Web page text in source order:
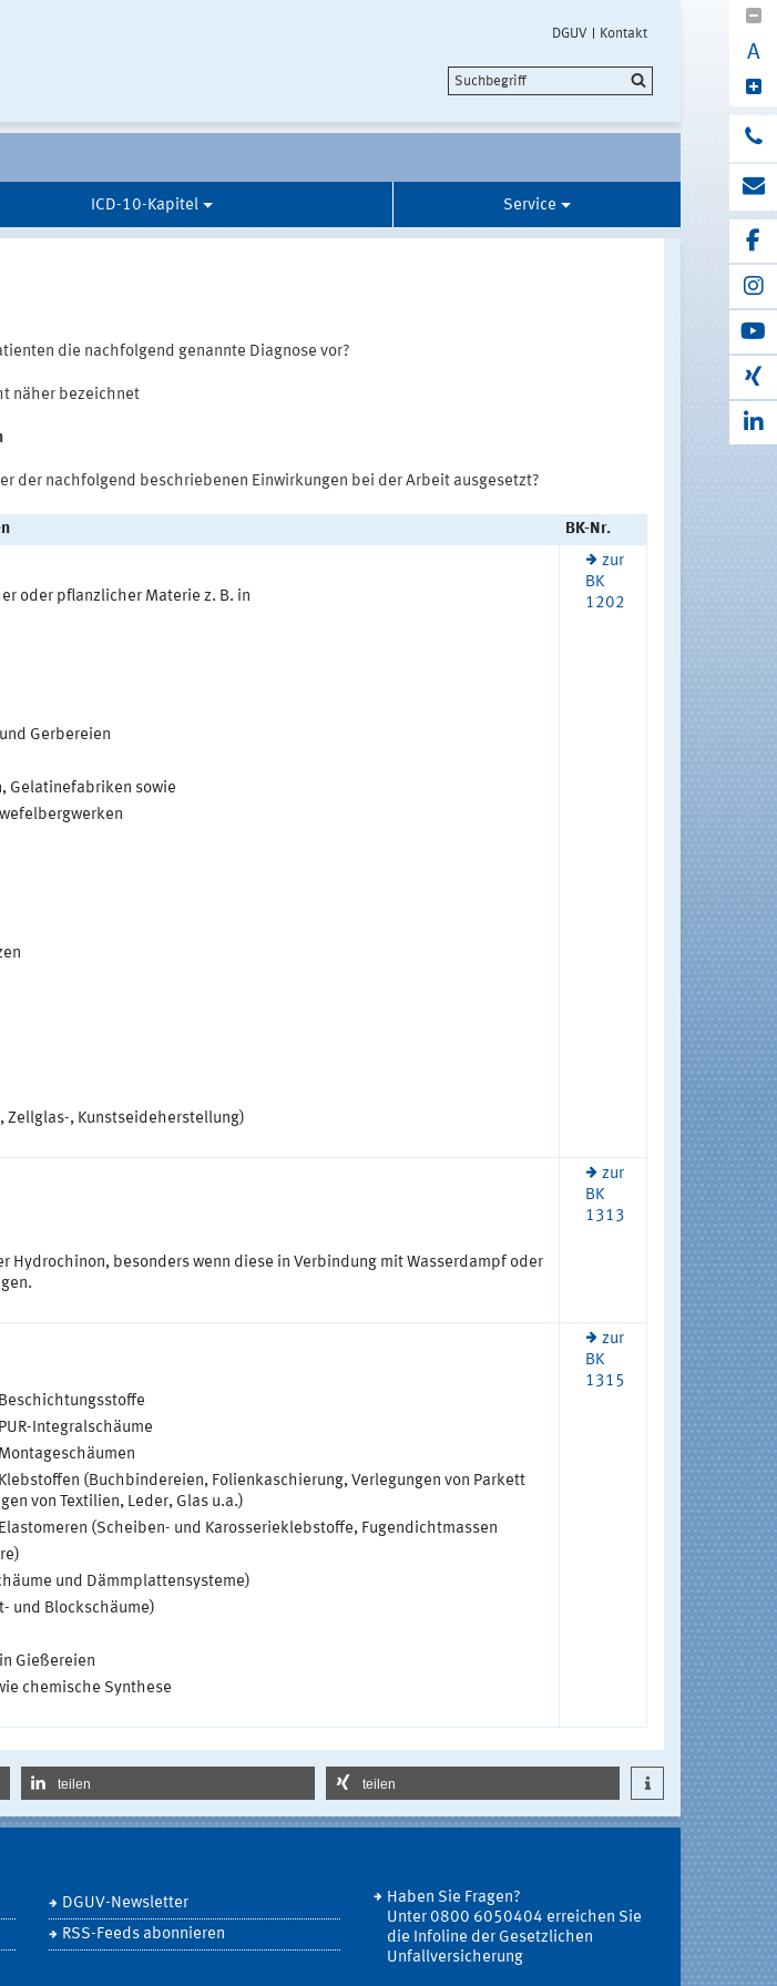
DGUV Kontakt
A
ICD-10-Kapitel Service
die nachfolgend genannte Diagnose vor?
näher bezeichnet
der nachfolgend beschriebenen Einwirkungen bei der Arbeit ausgesetzt?
BK-Nr.
oder pflanzlicher Materie z. B. in
Gerbereien
Gelatinefabriken sowie
Zellglas-, Kunstseideherstellung)
zur
BK
1202
Hydrochinon, besonders wenn diese in Verbindung mit Wasserdampf oder
zur
BK
1313
Integralschäume
(Buchbindereien, Folienkaschierung, Verlegungen von Parkett
von Textilien, Leder, Glas u.a.)
(Scheiben- und Karosserieklebstoffe, Fugendichtmassen
und Dämmplattensysteme)
und Blockschäume)
Gießereien
chemische Synthese
zur
BK
1315
teilen teilen
DGUV-Newsletter
RSS-Feeds abonnieren
Haben Sie Fragen?
Unter 0800 6050404 erreichen Sie
die Infoline der Gesetzlichen
Unfallversicherung